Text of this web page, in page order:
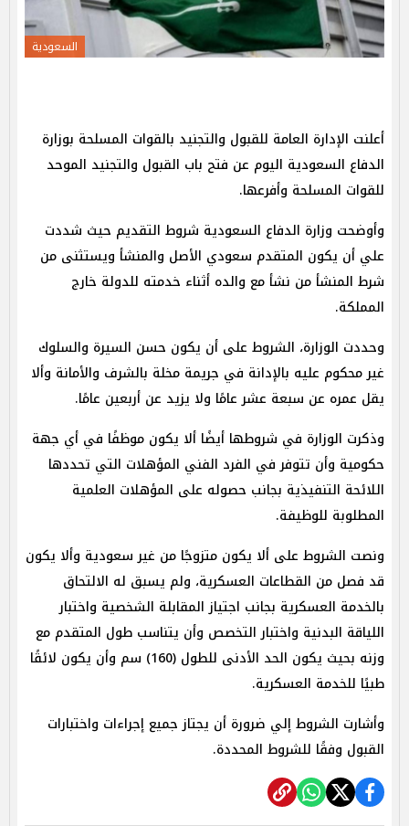
السعودية
أعلنت الإدارة العامة للقبول والتجنيد بالقوات المسلحة بوزارة
الدفاع السعودية اليوم عن فتح باب القبول والتجنيد الموحد
للقوات المسلحة وأفرعها.
وأوضحت وزارة الدفاع السعودية شروط التقديم حيث شددت
علي أن يكون المتقدم سعودي الأصل والمنشأ ويستثنى من
شرط المنشأ من نشأ مع والده أثناء خدمته للدولة خارج
المملكة.
وحددت الوزارة، الشروط على أن يكون حسن السيرة والسلوك
غير محكوم عليه بالإدانة في جريمة مخلة بالشرف والأمانة وألا
يقل عمره عن سبعة عشر عامًا ولا يزيد عن أربعين عامًا.
وذكرت الوزارة في شروطها أيضًا ألا يكون موظفًا في أي جهة
حكومية وأن تتوفر في الفرد الفني المؤهلات التي تحددها
اللائحة التنفيذية بجانب حصوله على المؤهلات العلمية
المطلوبة للوظيفة.
ونصت الشروط على ألا يكون متزوجًا من غير سعودية وألا يكون
قد فصل من القطاعات العسكرية، ولم يسبق له الالتحاق
بالخدمة العسكرية بجانب اجتياز المقابلة الشخصية واختبار
اللياقة البدنية واختبار التخصص وأن يتناسب طول المتقدم مع
وزنه بحيث يكون الحد الأدنى للطول (160) سم وأن يكون لائقًا
طبيًا للخدمة العسكرية.
وأشارت الشروط إلي ضرورة أن يجتاز جميع إجراءات واختبارات
القبول وفقًا للشروط المحددة.